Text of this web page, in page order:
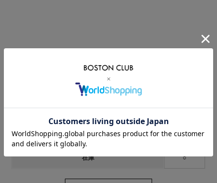
(税込)
[ポイント還元 69ポイント～]
在庫 ○